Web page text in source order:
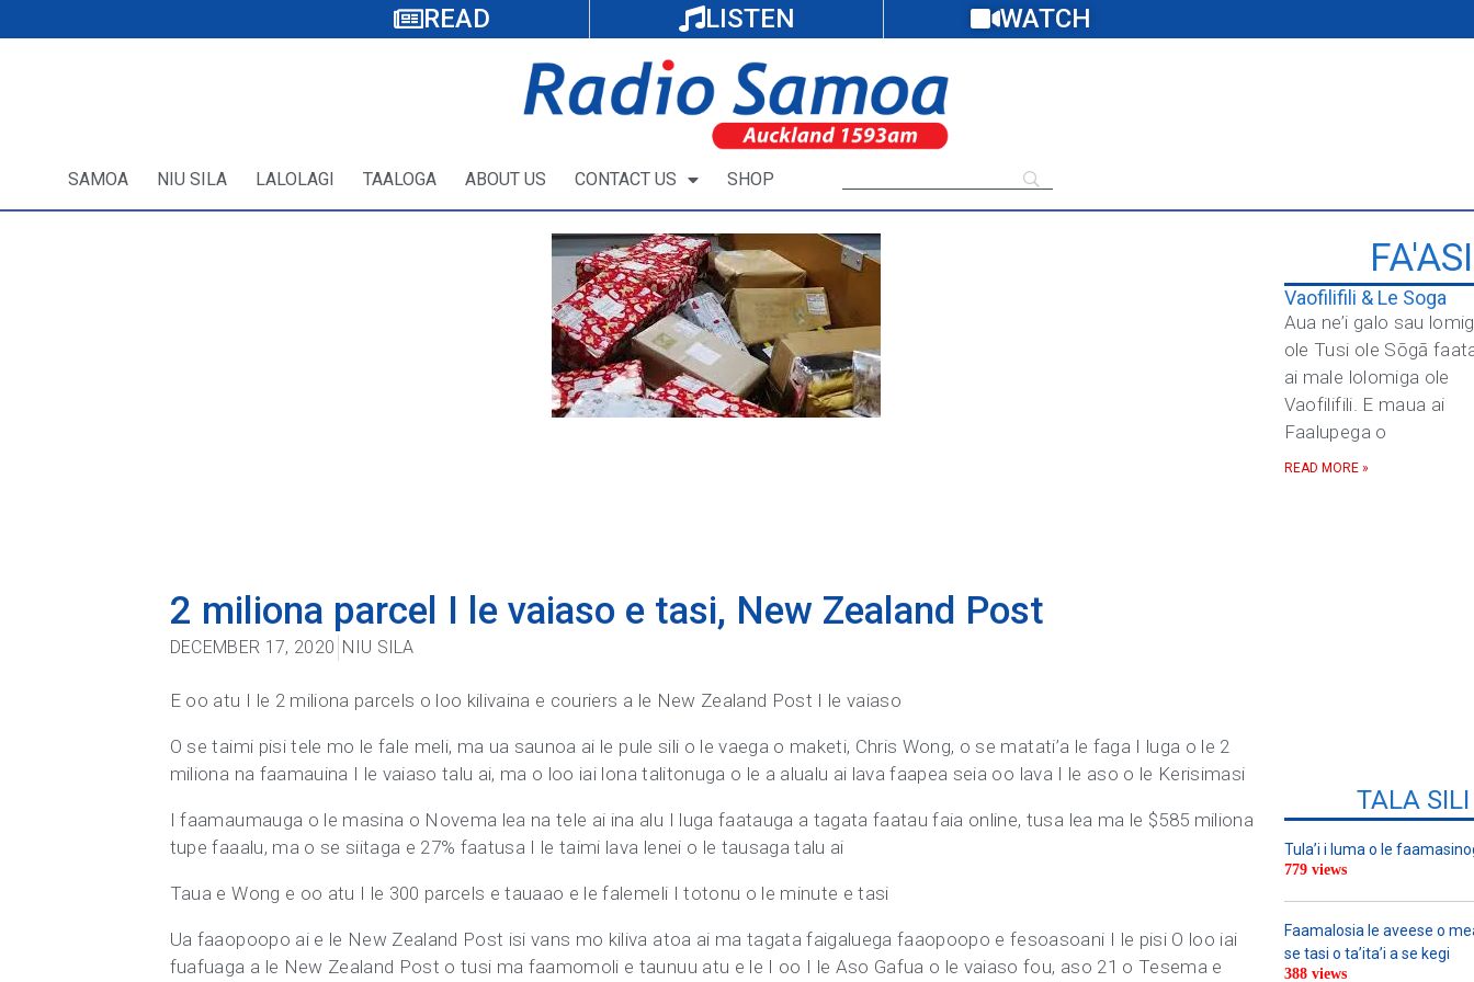
READ LISTEN WATCH
SAMOA NIU SILA LALOLAGI TAALOGA ABOUT US CONTACT US SHOP
2 miliona parcel I le vaiaso e tasi, New Zealand Post
DECEMBER 17, 2020 NIU SILA
E oo atu I le 2 miliona parcels o loo kilivaina e couriers a le New Zealand Post I le vaiaso
O se taimi pisi tele mo le fale meli, ma ua saunoa ai le pule sili o le vaega o maketi, Chris Wong, o se matati’a le faga I luga o le 2
miliona na faamauina I le vaiaso talu ai, ma o loo iai lona talitonuga o le a alualu ai lava faapea seia oo lava I le aso o le Kerisimasi
I faamaumauga o le masina o Novema lea na tele ai ina alu I luga faatauga a tagata faatau faia online, tusa lea ma le $585 miliona
tupe faaalu, ma o se siitaga e 27% faatusa I le taimi lava lenei o le tausaga talu ai
Taua e Wong e oo atu I le 300 parcels e tauaao e le falemeli I totonu o le minute e tasi
Ua faaopoopo ai e le New Zealand Post isi vans mo kiliva atoa ai ma tagata faigaluega faaopoopo e fesoasoani I le pisi O loo iai
fuafuaga a le New Zealand Post o tusi ma faamomoli e taunuu atu e le I oo I le Aso Gafua o le vaiaso fou, aso 21 o Tesema e
Vaofilifili & Le Soga
Aua ne’i galo sau
ole Tusi ole Sōgā
ai male lolomiga ole
Vaofilifili. E maua ai
Faalupega o
READ MORE »
TALA
Tula’i i luma o le
779 views
Faamalosia le aveese o
se tasi o ta’ita’i a se kegi
388 views